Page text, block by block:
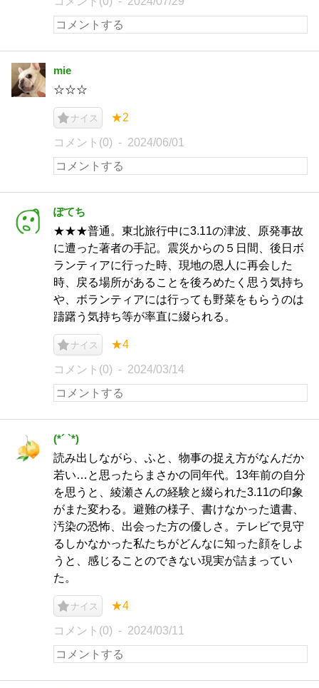
mie
☆☆☆
ナイス ★2
コメント(0) 2024/06/01
ぽてち
★★★普通。東北旅行中に3.11の津波、原発事故
に遭った著者の手記。震災からの５日間、後日ボ
ランティアに行った時、現地の恩人に再会した
時、戻る場所があることを後ろめたく思う気持ち
や、ボランティアには行っても野菜をもらうのは
躊躇う気持ち等が率直に綴られる。
ナイス ★4
コメント(0) 2024/03/14
(*´ `*)
読み出しながら、ふと、物事の捉え方がなんだか
若い…と思ったらまさかの同年代。13年前の自分
を思うと、綾瀬さんの経験と綴られた3.11の印象
がまた変わる。避難の様子、書けなかった遺書、
汚染の恐怖、出会った方の優しさ。テレビで見守
るしかなかった私たちがどんなに知った顔をしよ
うと、感じることのできない現実が詰まってい
た。
ナイス ★4
コメント(0) 2024/03/11